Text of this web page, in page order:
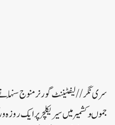
سری نگر//لیفٹیننٹ گورنر منوج سِنہا
جموںوکشمیر میں سیریکلچر پر ایک روزہ